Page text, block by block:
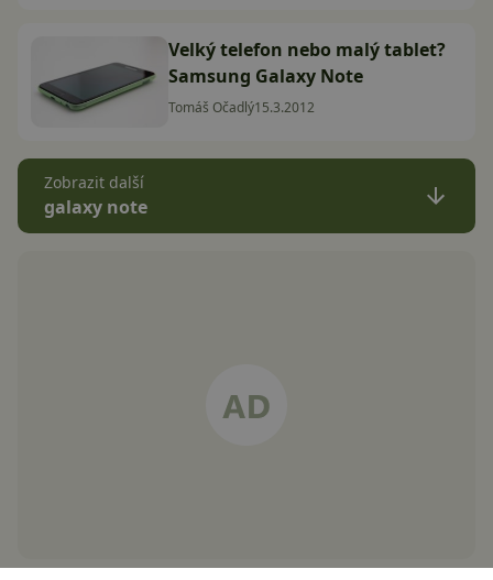
Velký telefon nebo malý tablet?
Samsung Galaxy Note
Tomáš Očadlý15.3.2012
Zobrazit další
galaxy note